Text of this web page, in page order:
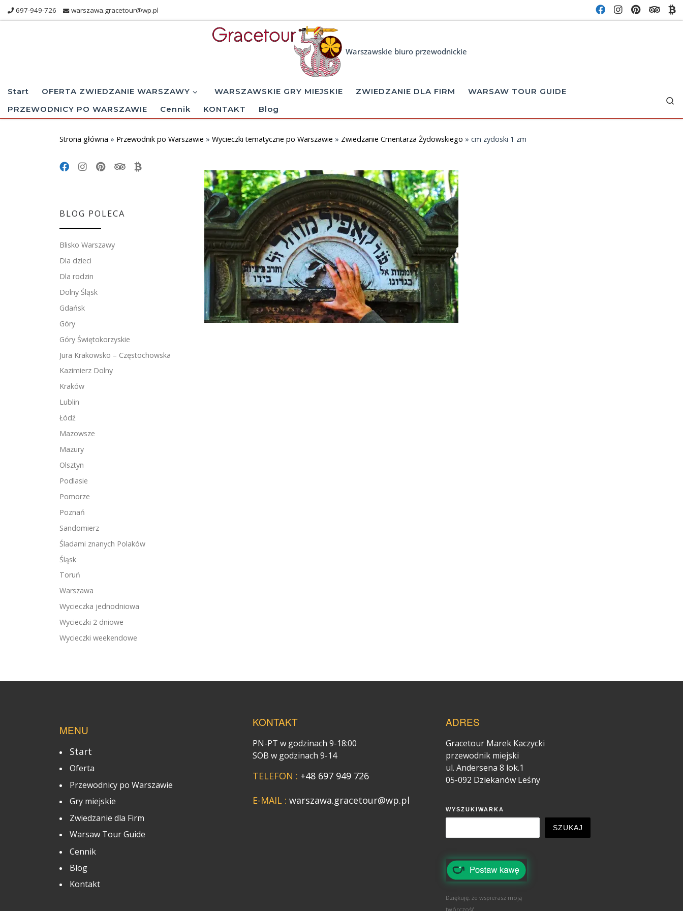
Skip to content
697-949-726 warszawa.gracetour@wp.pl
Warszawskie biuro przewodnickie
Start OFERTA ZWIEDZANIE WARSZAWY WARSZAWSKIE GRY MIEJSKIE ZWIEDZANIE DLA FIRM
WARSAW TOUR GUIDE
PRZEWODNICY PO WARSZAWIE
Cennik KONTAKT Blog
Strona główna » Przewodnik po Warszawie » Wycieczki tematyczne po Warszawie » Zwiedzanie Cmentarza Żydowskiego » cm zydoski 1 zm
BLOG POLECA
Blisko Warszawy
Dla dzieci
Dla rodzin
Dolny Śląsk
Gdańsk
Góry
Góry Świętokorzyskie
Jura Krakowsko – Częstochowska
Kazimierz Dolny
Kraków
Lublin
Łódź
Mazowsze
Mazury
Olsztyn
Podlasie
Pomorze
Poznań
Sandomierz
Śladami znanych Polaków
Śląsk
Toruń
Warszawa
Wycieczka jednodniowa
Wycieczki 2 dniowe
Wycieczki weekendowe
MENU
Start
Oferta
Przewodnicy po Warszawie
Gry miejskie
Zwiedzanie dla Firm
Warsaw Tour Guide
Cennik
Blog
Kontakt
KONTAKT
PN-PT w godzinach 9-18:00
SOB w godzinach 9-14
TELEFON : +48 697 949 726
E-MAIL : warszawa.gracetour@wp.pl
ADRES
Gracetour Marek Kaczycki
przewodnik miejski
ul. Andersena 8 lok.1
05-092 Dziekanów Leśny
WYSZUKIWARKA
SZUKAJ
Dziękuję, że wspierasz moją
twórczość